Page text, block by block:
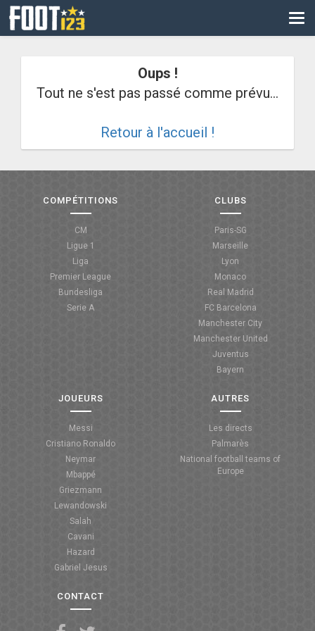
CM
COUPE DE FRANCE
COUPE DE LA LIGUE
Oups !
Tout ne s'est pas passé comme prévu...
Retour à l'accueil !
COMPÉTITIONS
CM
Ligue 1
Liga
Premier League
Bundesliga
Serie A
CLUBS
Paris-SG
Marseille
Lyon
Monaco
Real Madrid
FC Barcelona
Manchester City
Manchester United
Juventus
Bayern
JOUEURS
Messi
Cristiano Ronaldo
Neymar
Mbappé
Griezmann
Lewandowski
Salah
Cavani
Hazard
Gabriel Jesus
AUTRES
Les directs
Palmarès
National football teams of
Europe
CONTACT